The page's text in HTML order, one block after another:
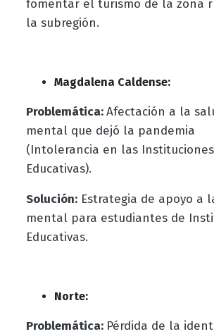
fomentar el turismo de la zona
la subregión.
Magdalena Caldense:
Problemática:Afectación a la
mental que dejó la pandemia
(Intolerancia en las Instituciones
Educativas).
Solución:Estrategia de apoyo a
mental para estudiantes de
Educativas.
Norte:
Problemática: Pérdida de la